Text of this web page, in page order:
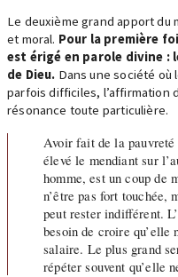
Le deuxième grand apport
et moral. Pour la première
est érigé en parole divine :
de Dieu. Dans une société
parfois difficiles, l’affirmation
résonance toute particulière.
Avoir fait de la pauvreté
élevé le mendiant sur
homme, est un coup de
n’être pas fort touchée,
peut rester indifférent.
besoin de croire qu’elle
salaire. Le plus grand
répéter souvent qu’elle